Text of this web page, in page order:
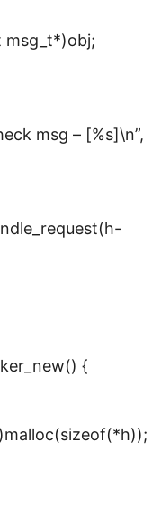
msg – [%s]\n”,
{